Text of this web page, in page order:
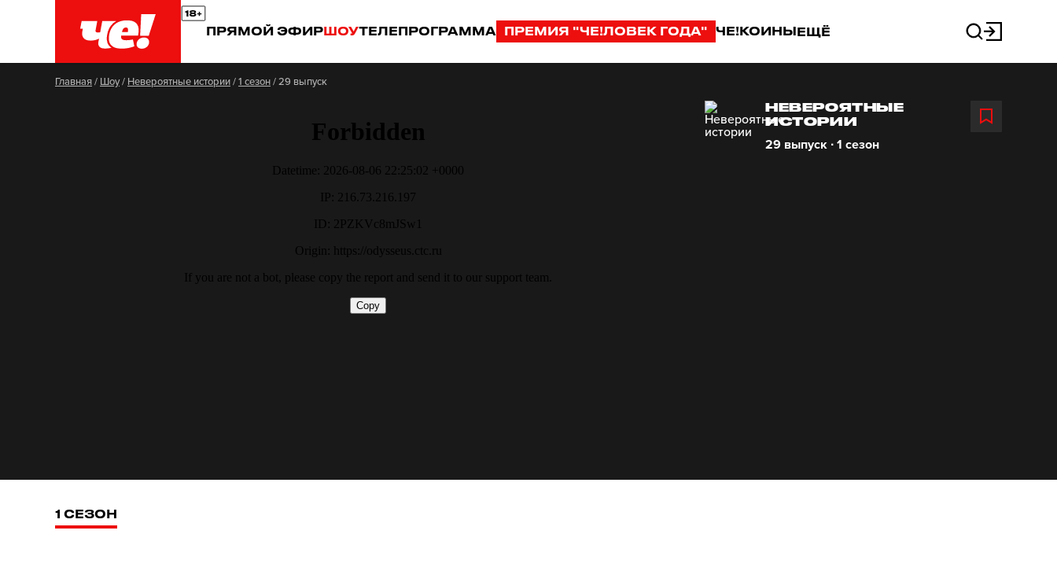
ПРЯМОЙ ЭФИРШОУТЕЛЕПРОГРАММА ПРЕМИЯ "ЧЕ!ЛОВЕК ГОДА" ЧЕ!КОИНЫЕЩЁ
Главная/ Шоу/ Невероятные истории/1 сезон/29 выпуск
НЕВЕРОЯТНЫЕ
ИСТОРИИ
29 выпуск ∙ 1 сезон
1 СЕЗОН